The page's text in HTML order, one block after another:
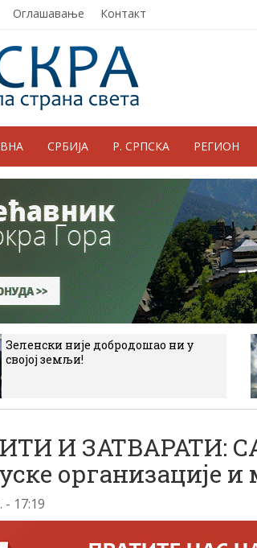
Оглашавање Контакт
СРБИЈА Р. СРПСКА РЕГИОН
Зеленски није добродошао ни у
својој земљи!
И ЗАТВАРАТИ:
организације
- 17:19